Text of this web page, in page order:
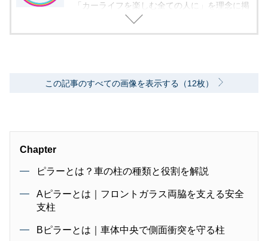
「カーライフを楽しむ全ての人に」を理念に掲
げ、編集に取り組んでいます。
この記事のすべての画像を表示する（12枚）
Chapter
ピラーとは？車の柱の種類と役割を解説
Aピラーとは｜フロントガラス両脇を支える安全
支柱
Bピラーとは｜車体中央で側面衝突を守る柱